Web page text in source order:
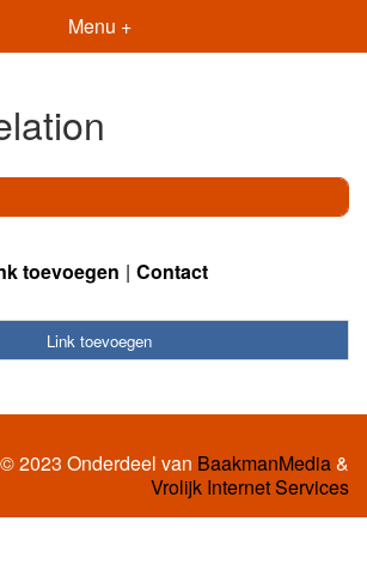
Menu +
toevoegen Contact
Link toevoegen
2023 Onderdeel van BaakmanMedia&
Vrolijk Internet Services